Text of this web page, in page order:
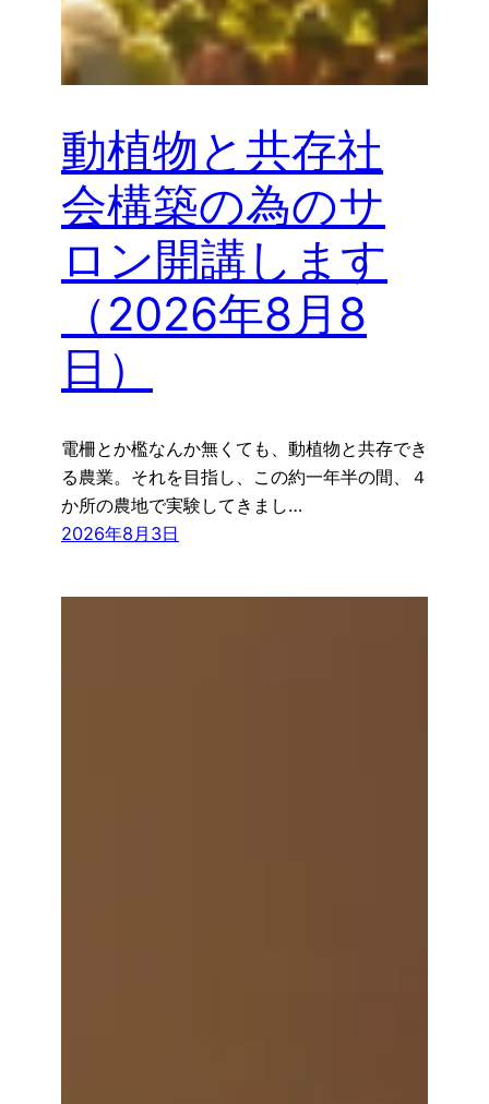
動植物と共存社
会構築の為のサ
ロン開講します
（2026年8月8
日）
電柵とか檻なんか無くても、動植物と共存でき
る農業。それを目指し、この約一年半の間、４
か所の農地で実験してきまし…
2026年8月3日